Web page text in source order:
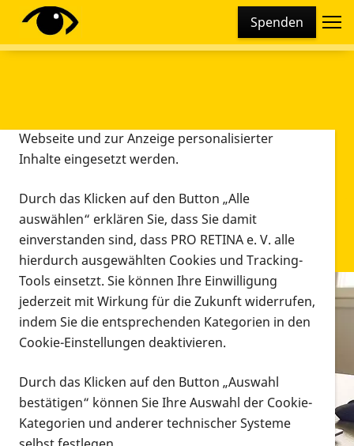
Spenden
Infomaterial
Infomaterial
Vorlesen
Alle Infomaterialien in verschiedenen
Formaten an einem Ort
Diese Webseite setzt verschiedene Cookies und
Tracking-Tools ein. Dies beinhaltet Cookies und
Webseite und zur Anzeige personalisierter
Inhalte eingesetzt werden.
Durch das Klicken auf den Button „Alle
auswählen“ erklären Sie, dass Sie damit
einverstanden sind, dass PRO RETINA e. V. alle
hierdurch ausgewählten Cookies und Tracking-
Tools einsetzt. Sie können Ihre Einwilligung
jederzeit mit Wirkung für die Zukunft widerrufen,
indem Sie die entsprechenden Kategorien in den
Cookie-Einstellungen deaktivieren.
Durch das Klicken auf den Button „Auswahl
bestätigen“ können Sie Ihre Auswahl der Cookie-
Kategorien und anderer technischer Systeme